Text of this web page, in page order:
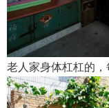
老人家身体杠杠的，